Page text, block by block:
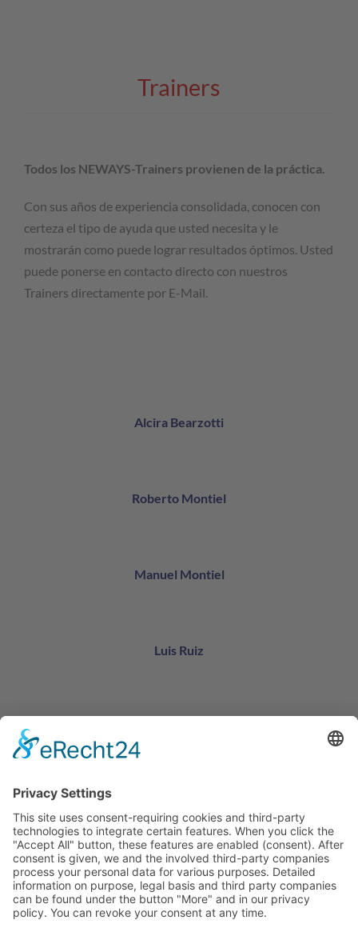
Trainers
Todos los NEWAYS-Trainers provienen de la práctica.
Con sus años de experiencia consolidada, conocen con
certeza el tipo de ayuda que usted necesita y le
mostrarán como puede lograr resultados óptimos. Usted
puede ponerse en contacto directo con nuestros
Trainers directamente por E-Mail.
Alcira Bearzotti
Roberto Montiel
Manuel Montiel
Luis Ruiz
2026 Copyright by NEWAYS
Home Trainings Metodología Referencias